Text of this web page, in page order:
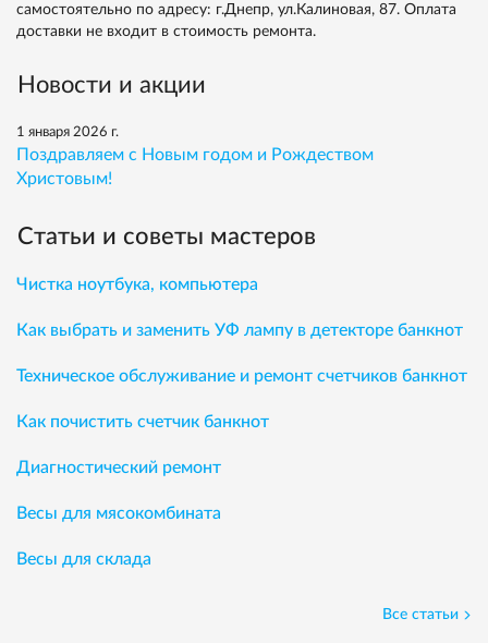
самостоятельно по адресу: г.Днепр, ул.Калиновая, 87. Оплата
доставки не входит в стоимость ремонта.
Новости и акции
1 января 2026 г.
Поздравляем с Новым годом и Рождеством
Христовым!
Статьи и советы мастеров
Чистка ноутбука, компьютера
Как выбрать и заменить УФ лампу в детекторе банкнот
Техническое обслуживание и ремонт счетчиков банкнот
Как почистить счетчик банкнот
Диагностический ремонт
Весы для мясокомбината
Весы для склада
Все статьи